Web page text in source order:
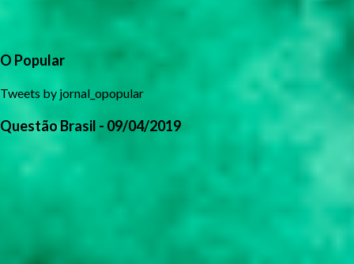
O Popular
Tweets by jornal_opopular
Questão Brasil - 09/04/2019